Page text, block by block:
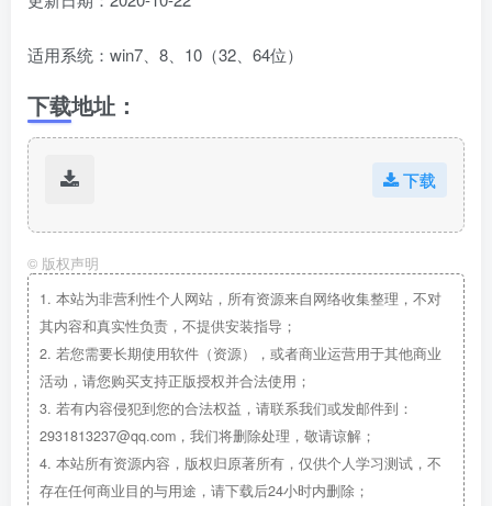
适用系统：win7、8、10（32、64位）
下载地址：
下载
© 版权声明
1. 本站为非营利性个人网站，所有资源来自网络收集整理，不对
其内容和真实性负责，不提供安装指导；
2. 若您需要长期使用软件（资源），或者商业运营用于其他商业
活动，请您购买支持正版授权并合法使用；
3. 若有内容侵犯到您的合法权益，请联系我们或发邮件到：
2931813237@qq.com，我们将删除处理，敬请谅解；
4. 本站所有资源内容，版权归原著所有，仅供个人学习测试，不
存在任何商业目的与用途，请下载后24小时内删除；